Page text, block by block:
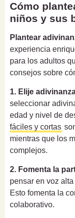
Cómo
niños y sus
Plantear
experiencia
para los adultos
consejos sobre
1. Elije
seleccionar
edad y nivel de
fáciles y cortas
mientras que los
complejos.
2. Fomenta la
pensar en voz
Esto fomenta la
colaborativo.